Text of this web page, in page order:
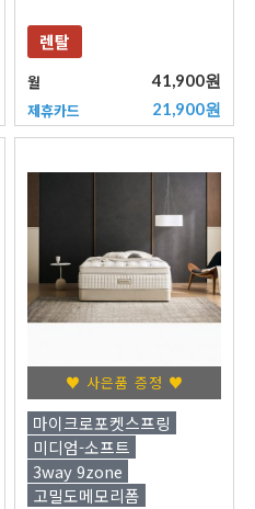
렌탈
월 41,900원
제휴카드 21,900원
♥ 사은품 증정 ♥
마이크로포켓스프링
미디엄-소프트
3way 9zone
고밀도메모리폼